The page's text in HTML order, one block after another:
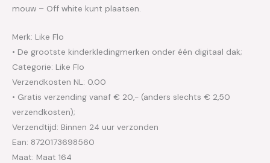
mouw – Off white kunt plaatsen.
Merk: Like Flo
• De grootste kinderkledingmerken onder één digitaal dak;
Categorie: Like Flo
Verzendkosten NL: 0.00
• Gratis verzending vanaf € 20,- (anders slechts € 2,50
verzendkosten);
Verzendtijd: Binnen 24 uur verzonden
Ean: 8720173698560
Maat: Maat 164